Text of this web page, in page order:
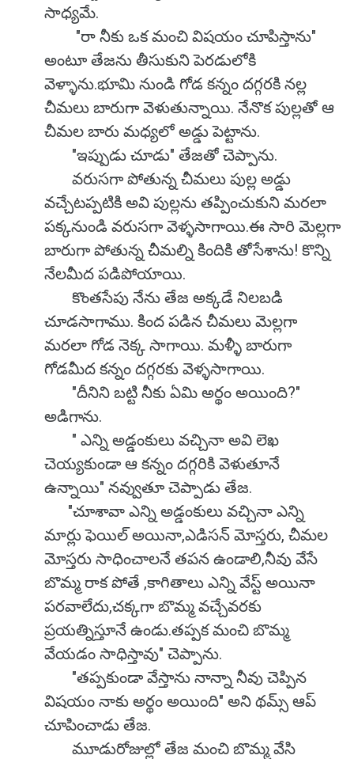
సాధ్యమే.
"రా నీకు ఒక మంచి విషయం చూపిస్తాను"
అంటూ తేజను తీసుకుని పెరడులోకి
వెళ్ళాను.భూమి నుండి గోడ కన్నం దగ్గరకి నల్ల
చీమలు బారుగా వెళుతున్నాయి. నేనొక పుల్లతో ఆ
చీమల బారు మధ్యలో అడ్డు పెట్టాను.
"ఇప్పుడు చూడు" తేజతో చెప్పాను.
వరుసగా పోతున్న చీమలు పుల్ల అడ్డు
వచ్చేటప్పటికి అవి పుల్లను తప్పించుకుని మరలా
పక్కనుండి వరుసగా వెళ్ళసాగాయి.ఈ సారి మెల్లగా
బారుగా పోతున్న చీమల్ని కిందికి తోసేశాను! కొన్ని
నేలమీద పడిపోయాయి.
కొంతసేపు నేను తేజ అక్కడే నిలబడి
చూడసాగాము. కింద పడిన చీమలు మెల్లగా
మరలా గోడ నెక్క సాగాయి. మళ్ళీ బారుగా
గోడమీద కన్నం దగ్గరకు వెళ్ళసాగాయి.
"దీనిని బట్టి నీకు ఏమి అర్థం అయింది?"
అడిగాను.
" ఎన్ని అడ్డంకులు వచ్చినా అవి లెఖ
చెయ్యకుండా ఆ కన్నం దగ్గరికి వెళుతూనే
ఉన్నాయి" నవ్వుతూ చెప్పాడు తేజ.
"చూశావా ఎన్ని అడ్డంకులు వచ్చినా ఎన్ని
మార్లు ఫెయిల్ అయినా,ఎడిసన్ మోస్తరు, చీమల
మోస్తరు సాధించాలనే తపన ఉండాలి,నీవు వేసే
బొమ్మ రాక పోతే ,కాగితాలు ఎన్ని వేస్ట్ అయినా
పరవాలేదు,చక్కగా బొమ్మ వచ్చేవరకు
ప్రయత్నిస్తూనే ఉండు.తప్పక మంచి బొమ్మ
వేయడం సాధిస్తావు" చెప్పాను.
"తప్పకుండా వేస్తాను నాన్నా నీవు చెప్పిన
విషయం నాకు అర్థం అయింది" అని థమ్స్ ఆప్
చూపించాడు తేజ.
మూడురోజుల్లో తేజ మంచి బొమ్మ వేసి